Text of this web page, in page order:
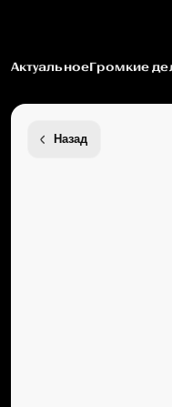
АктуальноеГромкие
Назад